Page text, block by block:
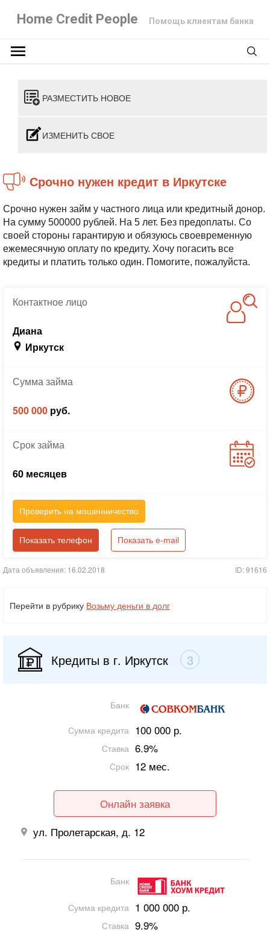
Home Credit People Помощь клиентам банка
РАЗМЕСТИТЬ НОВОЕ
ИЗМЕНИТЬ СВОЕ
Срочно нужен кредит в Иркутске
Срочно нужен займ у частного лица или кредитный донор.
На сумму 500000 рублей. На 5 лет. Без предоплаты. Со
своей стороны гарантирую и обязуюсь своевременную
ежемесячную оплату по кредиту. Хочу погасить все
кредиты и платить только один. Помогите, пожалуйста.
Контактноелицо
Диана
Иркутск
Суммазайма
500 000 руб.
Срокзайма
60 месяцев
Проверить на мошенничество
Показать телефон Показать e-mail
Дата объявления: 16.02.2018 ID: 91616
Перейти в рубрику Возьму деньги в долг
Кредиты в г. Иркутск 3
Банк
Сумма кредита 100 000 р.
Ставка 6.9%
Срок 12 мес.
Онлайн заявка
ул. Пролетарская, д. 12
Банк
Сумма кредита 1 000 000 р.
Ставка 9.9%